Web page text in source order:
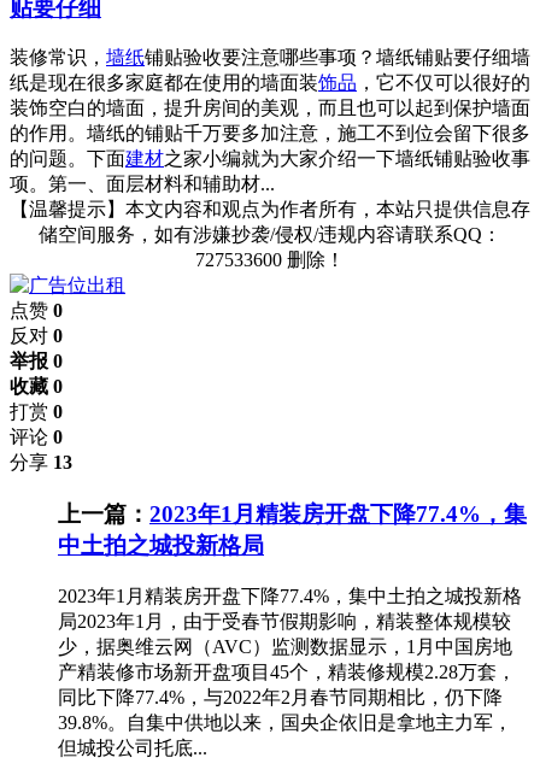
贴要仔细
装修常识， 墙纸铺贴验收要注意哪些事项？墙纸铺贴要仔细墙
纸是现在很多家庭都在使用的墙面装饰品 ，它不仅可以很好的
装饰空白的墙面，提升房间的美观，而且也可以起到保护墙面
的作用。墙纸的铺贴千万要多加注意，施工不到位会留下很多
的问题。下面建材之家小编就为大家介绍一下墙纸铺贴验收事
项。第一、面层材料和辅助材...
【温馨提示】本文内容和观点为作者所有，本站只提供信息存
储空间服务，如有涉嫌抄袭/侵权/违规内容请联系QQ：
727533600 删除！
点赞 0
反对 0
举报 0
收藏 0
打赏 0
评论 0
分享 13
上一篇： 2023年1月精装房开盘下降77.4%，集
中土拍之城投新格局
2023年1月精装房开盘下降77.4%，集中土拍之城投新格
局2023年1月，由于受春节假期影响，精装整体规模较
少，据奥维云网（AVC）监测数据显示，1月中国房地
产精装修市场新开盘项目45个，精装修规模2.28万套，
同比下降77.4%，与2022年2月春节同期相比，仍下降
39.8%。自集中供地以来，国央企依旧是拿地主力军，
但城投公司托底...